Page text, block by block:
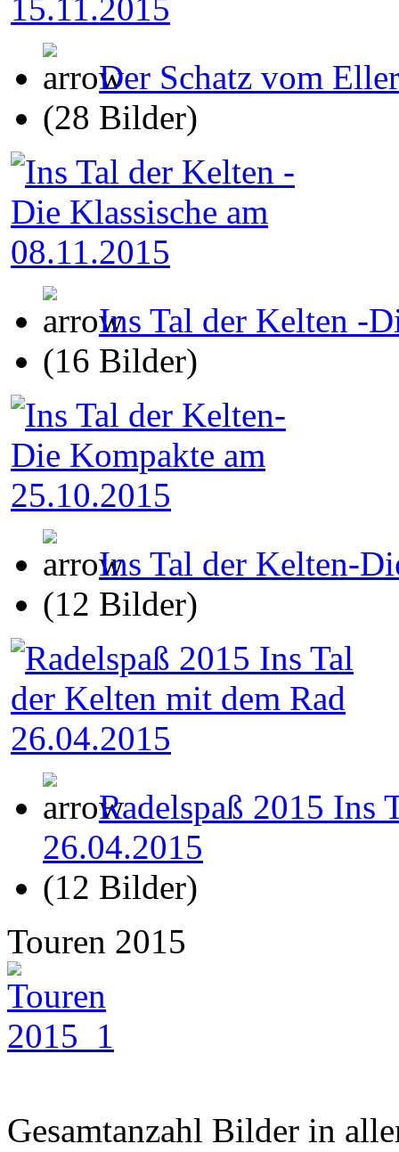
Der Schatz vom
(28 Bilder)
Ins Tal der Kelten -
(16 Bilder)
Ins Tal der Kelten-
(12 Bilder)
Radelspaß 2015 Ins
26.04.2015
(12 Bilder)
Touren 2015
Gesamtanzahl Bilder in